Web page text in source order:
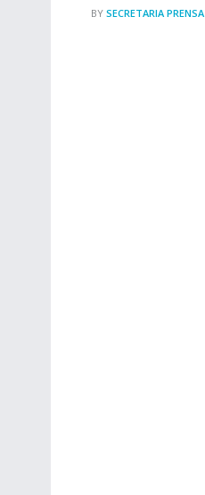
BY SECRETARIA PRENSA